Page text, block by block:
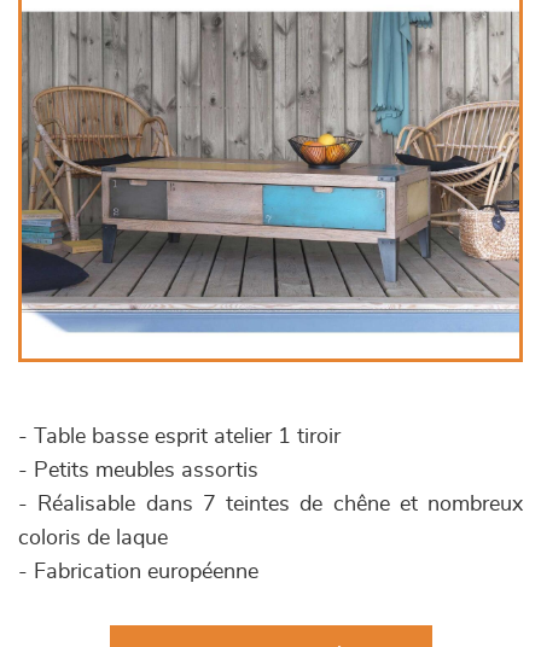
- Table basse esprit atelier 1 tiroir
- Petits meubles assortis
- Réalisable dans 7 teintes de chêne et nombreux
coloris de laque
- Fabrication européenne